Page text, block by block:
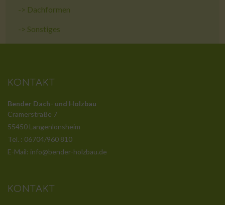
-> Dachformen
-> Sonstiges
KONTAKT
Bender Dach- und Holzbau
Cramerstraße 7
55450 Langenlonsheim
Tel. : 06704/960 810
E-Mail: info@bender-holzbau.de
KONTAKT